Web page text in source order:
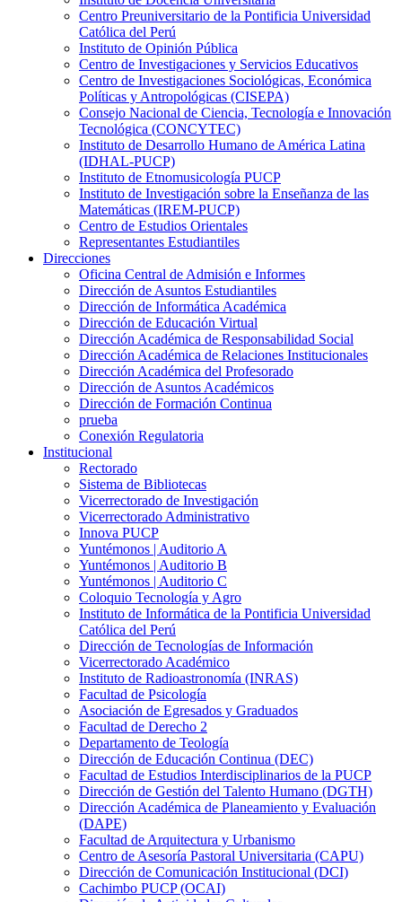
Centro Preuniversitario de la Pontificia Universidad
Católica del Perú
Instituto de Opinión Pública
Centro de Investigaciones y Servicios Educativos
Centro de Investigaciones Sociológicas, Económica
Políticas y Antropológicas (CISEPA)
Consejo Nacional de Ciencia, Tecnología e Innovación
Tecnológica (CONCYTEC)
Instituto de Desarrollo Humano de América Latina
(IDHAL-PUCP)
Instituto de Etnomusicología PUCP
Instituto de Investigación sobre la Enseñanza de las
Matemáticas (IREM-PUCP)
Centro de Estudios Orientales
Representantes Estudiantiles
Direcciones
Oficina Central de Admisión e Informes
Dirección de Asuntos Estudiantiles
Dirección de Informática Académica
Dirección de Educación Virtual
Dirección Académica de Responsabilidad Social
Dirección Académica de Relaciones Institucionales
Dirección Académica del Profesorado
Dirección de Asuntos Académicos
Dirección de Formación Continua
prueba
Conexión Regulatoria
Institucional
Rectorado
Sistema de Bibliotecas
Vicerrectorado de Investigación
Vicerrectorado Administrativo
Innova PUCP
Yuntémonos | Auditorio A
Yuntémonos | Auditorio B
Yuntémonos | Auditorio C
Coloquio Tecnología y Agro
Instituto de Informática de la Pontificia Universidad
Católica del Perú
Dirección de Tecnologías de Información
Vicerrectorado Académico
Instituto de Radioastronomía (INRAS)
Facultad de Psicología
Asociación de Egresados y Graduados
Facultad de Derecho 2
Departamento de Teología
Dirección de Educación Continua (DEC)
Facultad de Estudios Interdisciplinarios de la PUCP
Dirección de Gestión del Talento Humano (DGTH)
Dirección Académica de Planeamiento y Evaluación
(DAPE)
Facultad de Arquitectura y Urbanismo
Centro de Asesoría Pastoral Universitaria (CAPU)
Dirección de Comunicación Institucional (DCI)
Cachimbo PUCP (OCAI)